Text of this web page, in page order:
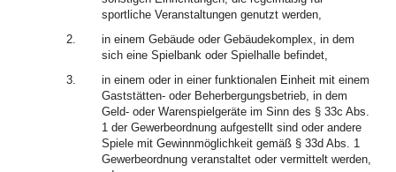
sportliche Veranstaltungen genutzt werden,
2.
in einem Gebäude oder Gebäudekomplex, in dem
sich eine Spielbank oder Spielhalle befindet,
3.
in einem oder in einer funktionalen Einheit mit einem
Gaststätten- oder Beherbergungsbetrieb, in dem
Geld- oder Warenspielgeräte im Sinn des § 33c Abs.
1 der Gewerbeordnung aufgestellt sind oder andere
Spiele mit Gewinnmöglichkeit gemäß § 33d Abs. 1
Gewerbeordnung veranstaltet oder vermittelt werden,